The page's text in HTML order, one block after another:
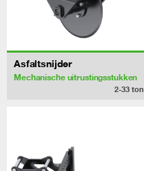
Asfaltsnijder
Mechanische uitrustingsstukken
2-33 ton